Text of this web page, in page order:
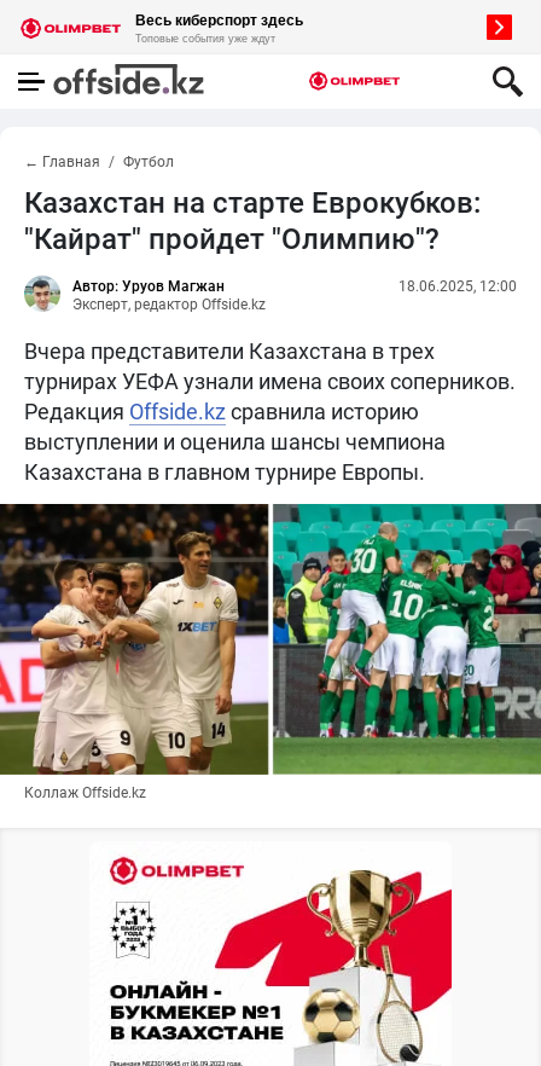
← Главная Футбол
Казахстан на старте Еврокубков:
"Кайрат" пройдет "Олимпию"?
Автор: Уруов Магжан
Эксперт, редактор Offside.kz
18.06.2025, 12:00
Вчера представители Казахстана в трех
турнирах УЕФА узнали имена своих соперников.
Редакция Offside.kz сравнила историю
выступлении и оценила шансы чемпиона
Казахстана в главном турнире Европы.
Коллаж Offside.kz